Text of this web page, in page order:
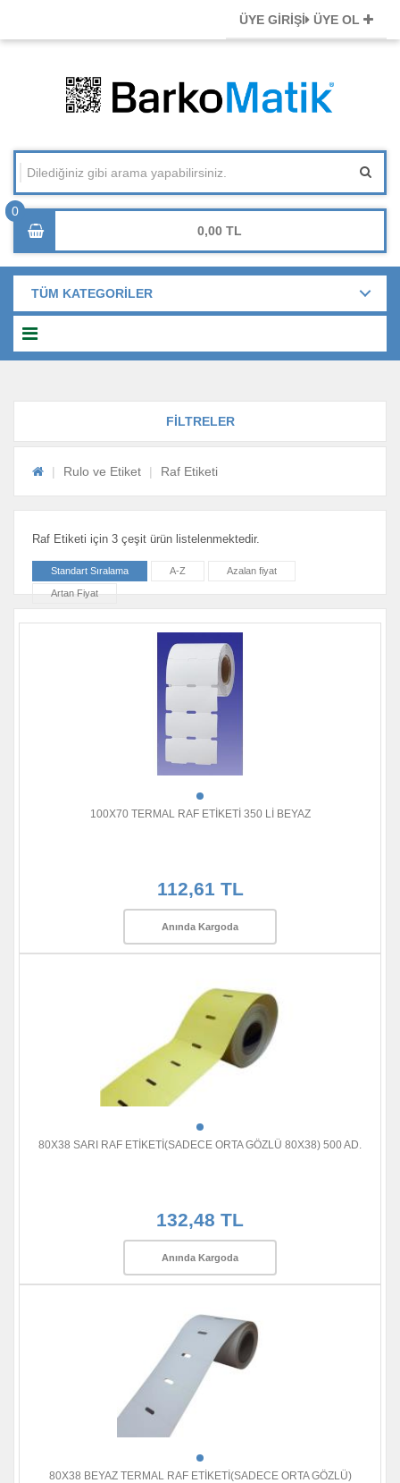
ÜYE GİRİŞİ ÜYE OL
0,00
TÜM KATEGORİLER
FİLTRELER
Rulo ve Etiket Raf Etiketi
Raf Etiketi için 3 çeşit ürün listelenmektedir.
Standart Sıralama A-Z Azalan fiyat
Artan Fiyat
100X70 TERMAL RAF ETİKETİ 350 Lİ BEYAZ
112,61 TL
Anında Kargoda
80X38 SARI RAF ETİKETİ(SADECE ORTA GÖZLÜ 80X38) 500 AD.
132,48 TL
Anında Kargoda
80X38 BEYAZ TERMAL RAF ETİKETİ(SADECE ORTA GÖZLÜ)